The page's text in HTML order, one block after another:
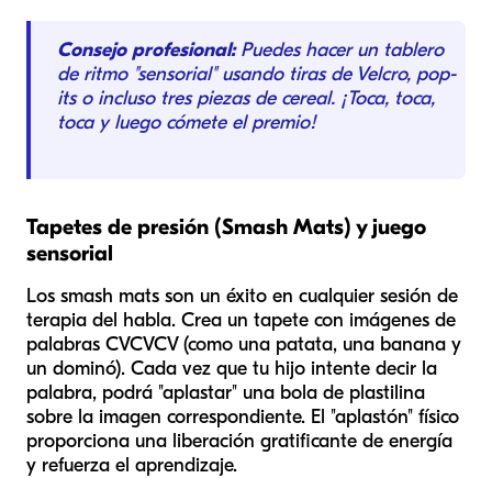
Consejo profesional:Puedes hacer un tablero
de ritmo "sensorial" usando tiras de Velcro, pop-
its o incluso tres piezas de cereal. ¡Toca, toca,
toca y luego cómete el premio!
Tapetes de presión (Smash Mats) y juego
sensorial
Los smash mats son un éxito en cualquier sesión de
terapia del habla. Crea un tapete con imágenes de
palabras CVCVCV (como una patata, una banana y
un dominó). Cada vez que tu hijo intente decir la
palabra, podrá "aplastar" una bola de plastilina
sobre la imagen correspondiente. El "aplastón" físico
proporciona una liberación gratificante de energía
y refuerza el aprendizaje.